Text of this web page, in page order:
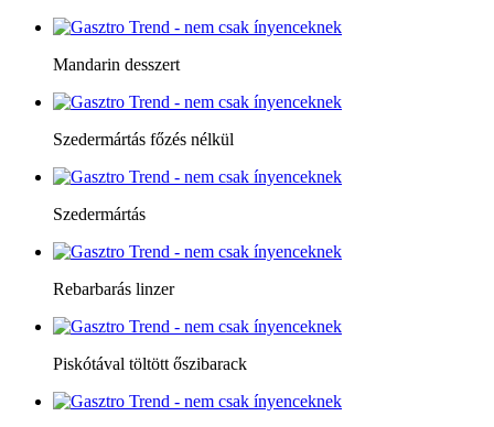
Mandarin desszert
Szedermártás főzés nélkül
Szedermártás
Rebarbarás linzer
Piskótával töltött őszibarack